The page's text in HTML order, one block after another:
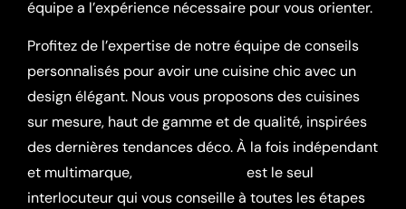
équipe a l’expérience nécessaire pour vous orienter.
Profitez de l’expertise de notre équipe de conseils
personnalisés pour avoir une cuisine chic avec un
design élégant. Nous vous proposons des cuisines
sur mesure, haut de gamme et de qualité, inspirées
des dernières tendances déco. À la fois indépendant
et multimarque,
est le seul
interlocuteur qui vous conseille à toutes les étapes